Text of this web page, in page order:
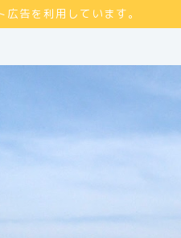
告を利用しています。